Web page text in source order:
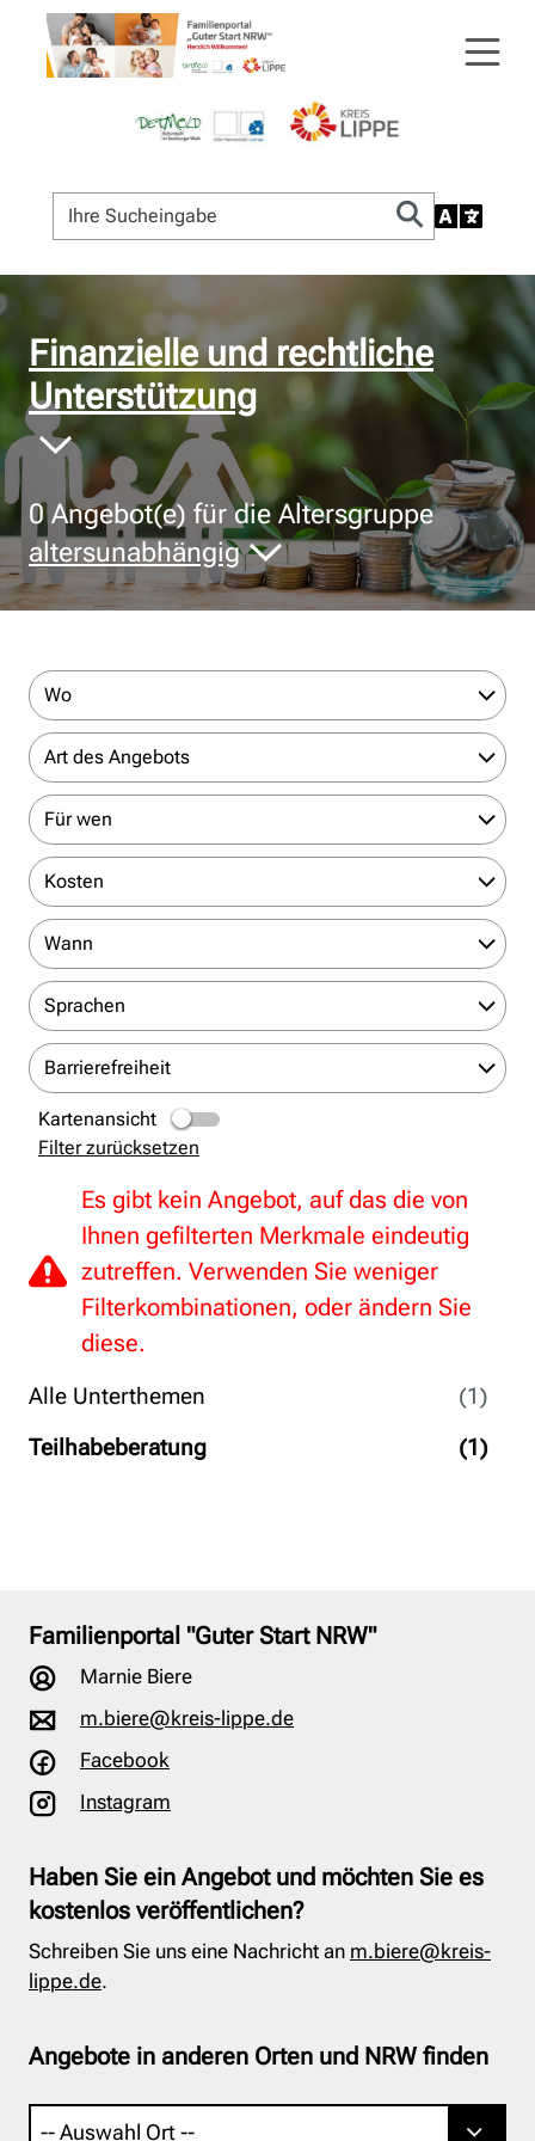
© Bildnachweis
Finanzielle und rechtliche
Unterstützung
0Angebot(e) für die Altersgruppe
altersunabhängig
Alle Unterthemen
(1)
Teilhabeberatung
(1)
Wo
Art des Angebots
Für wen
Kosten
Wann
Sprachen
Barrierefreiheit
Kartenansicht
Filter zurücksetzen
Es gibt kein Angebot, auf das die von
Ihnen gefilterten Merkmale eindeutig
zutreffen. Verwenden Sie weniger
Filterkombinationen, oder ändern Sie
diese.
Familienportal "Guter Start NRW"
Marnie Biere
m.biere@kreis-lippe.de
Facebook
Instagram
Haben Sie ein Angebot und möchten Sie es
kostenlos veröffentlichen?
Schreiben Sie uns eine Nachricht an m.biere@kreis-
lippe.de.
Angebote in anderen Orten und NRW finden